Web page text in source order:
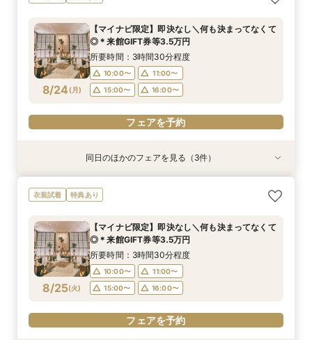
8/23(日)
応援キャンペーン
10:00〜
11:00〜
15:00〜
16:00〜
フェアを予約
8/23(日)
き＼何も決まってなくて◎
10:00〜
11:00〜
15:00〜
16:00〜
フェアを予約
8/23(日)
得に叶う♪少人数会食会のご相談会 マイナビ限
所要時間：3時間30分程度
15:00〜
16:00〜
フェアを予約
8/24 (月)
【マイナビ限定】即決なし＼何も決まってなくて
◎＊来館GIFT券等3.5万円
所要時間：3時間30分程度
10:00〜
11:00〜
15:00〜
16:00〜
フェアを予約
特典あり
8/24(月)
＼8.8.8◆入籍お祝い／挙式料全額プレゼント！
応援キャンペーン
10:00〜
11:00〜
15:00〜
16:00〜
フェアを予約
特典あり
8/24(月)
期間限定！1件目来館特典35,000円分ギフト券付
き＼何も決まってなくて◎
10:00〜
11:00〜
15:00〜
16:00〜
フェアを予約
特典あり
8/24(月)
【少人数6名～OK】アットホームなパーティがお
得に叶う♪少人数会食会のご相談会 マイナビ限
所要時間：3時間30分程度
15:00〜
16:00〜
フェアを予約
同日のほかのフェアを見る（3件）
衣装試着 特典あり
8/25(火)
【マイナビ限定】即決なし＼何も決まってなくて
◎＊来館GIFT券等3.5万円
所要時間：3時間30分程度
10:00〜
11:00〜
15:00〜
16:00〜
フェアを予約